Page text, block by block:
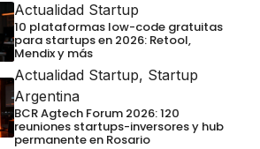
Actualidad Startup
10 plataformas low-code gratuitas
para startups en 2026: Retool,
Mendix y más
Actualidad Startup, Startup
Argentina
BCR Agtech Forum 2026: 120
reuniones startups-inversores y hub
permanente en Rosario